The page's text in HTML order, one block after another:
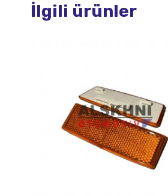
İlgili ürünler